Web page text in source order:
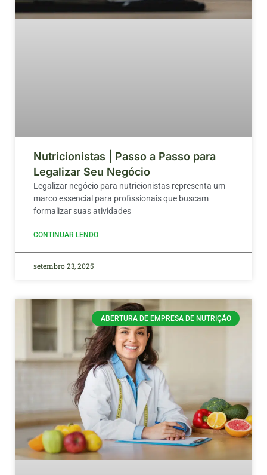
Nutricionistas | Passo a Passo para
Legalizar Seu Negócio
Legalizar negócio para nutricionistas representa um
marco essencial para profissionais que buscam
formalizar suas atividades
CONTINUAR LENDO
setembro 23, 2025
ABERTURA DE EMPRESA DE NUTRIÇÃO